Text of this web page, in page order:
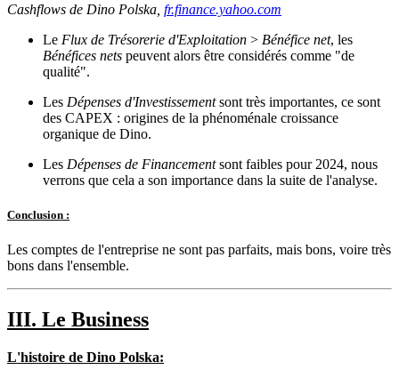
Cashflows de Dino Polska, fr.finance.yahoo.com
Le Flux de Trésorerie d'Exploitation > Bénéfice net, les
Bénéfices nets peuvent alors être considérés comme "de
qualité".
Les Dépenses d'Investissementsont très importantes, ce sont
des CAPEX : origines de la phénoménale croissance
organique de Dino.
Les Dépenses de Financementsont faibles pour 2024, nous
verrons que cela a son importance dans la suite de l'analyse.
Conclusion :
Les comptes de l'entreprise ne sont pas parfaits, mais bons, voire très
bons dans l'ensemble.
III. Le Business
L'histoire de Dino Polska: